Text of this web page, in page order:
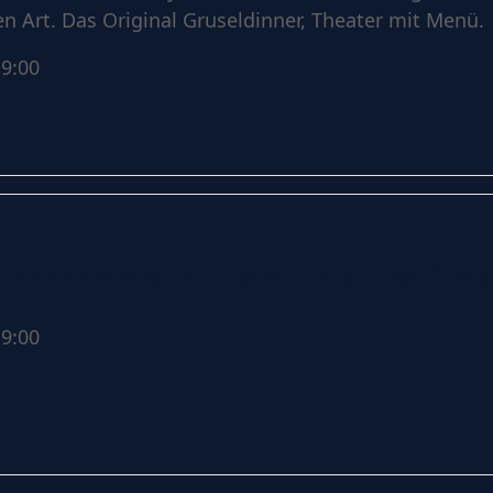
Art. Das Original Gruseldinner, Theater mit Menü.